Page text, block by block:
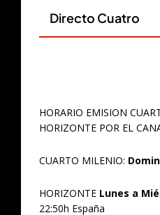
HORARIO EMISION
HORIZONTE POR EL
CUARTO MILENIO:
HORIZONTE Lunes a
22:50h España